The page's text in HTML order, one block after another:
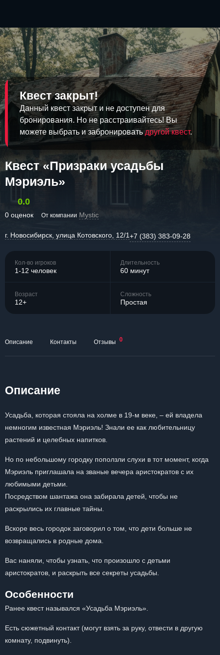
Квест закрыт!
Данный квест закрыт и не доступен для
бронирования. Но не расстраивайтесь! Вы
можете выбрать и забронироватьдругой квест.
Квест «Призраки усадьбы
Мэриэль»
0.0
0 оценок От компании Mystic
г. Новосибирск, улица Котовского, 12/1+7 (383) 383-09-28
Кол-во игроков
1-12 человек
Длительность
60 минут
Возраст
12+
Сложность
Простая
Описание Контакты Отзывы 0
Описание
Усадьба, которая стояла на холме в 19-м веке, – ей владела
немногим известная Мэриэль! Знали ее как любительницу
растений и целебных напитков.
Но по небольшому городку поползли слухи в тот момент, когда
Мэриэль приглашала на званые вечера аристократов с их
любимыми детьми.
Посредством шантажа она забирала детей, чтобы не
раскрылись их главные тайны.
Вскоре весь городок заговорил о том, что дети больше не
возвращались в родные дома.
Вас наняли, чтобы узнать, что произошло с детьми
аристократов, и раскрыть все секреты усадьбы.
Особенности
Ранее квест назывался «Усадьба Мэриэль».
Есть сюжетный контакт (могут взять за руку, отвести в другую
комнату, подвинуть).